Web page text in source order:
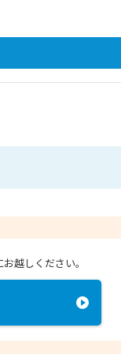
越しください。